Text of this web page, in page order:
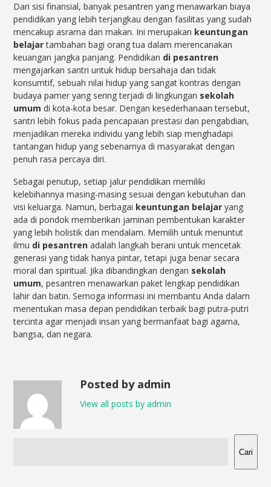
Dari sisi finansial, banyak pesantren yang menawarkan biaya
pendidikan yang lebih terjangkau dengan fasilitas yang sudah
mencakup asrama dan makan. Ini merupakan keuntungan
belajartambahan bagi orang tua dalam merencanakan
keuangan jangka panjang. Pendidikan di pesantren
mengajarkan santri untuk hidup bersahaja dan tidak
konsumtif, sebuah nilai hidup yang sangat kontras dengan
budaya pamer yang sering terjadi di lingkungan sekolah
umum di kota-kota besar. Dengan kesederhanaan tersebut,
santri lebih fokus pada pencapaian prestasi dan pengabdian,
menjadikan mereka individu yang lebih siap menghadapi
tantangan hidup yang sebenarnya di masyarakat dengan
penuh rasa percaya diri.
Sebagai penutup, setiap jalur pendidikan memiliki
kelebihannya masing-masing sesuai dengan kebutuhan dan
visi keluarga. Namun, berbagai keuntungan belajar yang
ada di pondok memberikan jaminan pembentukan karakter
yang lebih holistik dan mendalam. Memilih untuk menuntut
ilmu di pesantren adalah langkah berani untuk mencetak
generasi yang tidak hanya pintar, tetapi juga benar secara
moral dan spiritual. Jika dibandingkan dengan sekolah
umum, pesantren menawarkan paket lengkap pendidikan
lahir dan batin. Semoga informasi ini membantu Anda dalam
menentukan masa depan pendidikan terbaik bagi putra-putri
tercinta agar menjadi insan yang bermanfaat bagi agama,
bangsa, dan negara.
Posted by admin
View all posts by admin
Cari